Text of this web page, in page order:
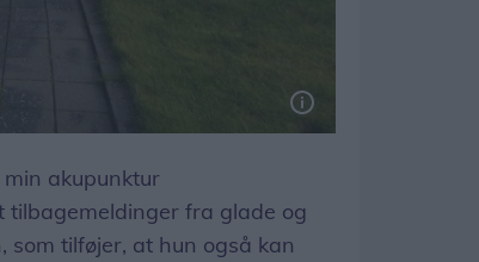
akupunktur
fra glade og
som tilføjer, at hun også kan